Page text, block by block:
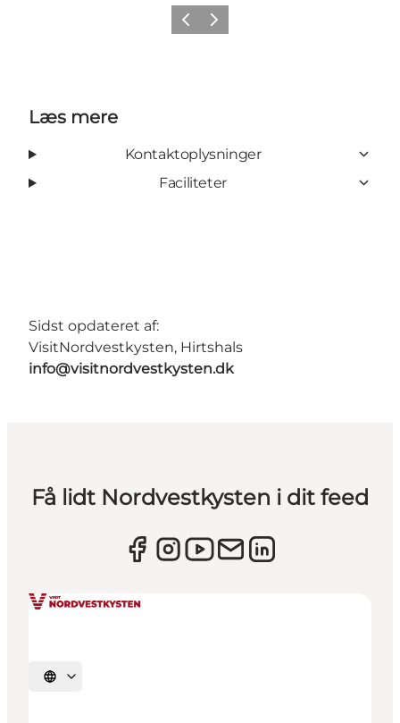
ForrigeNæste
Læs mere
Kontaktoplysninger
Faciliteter
Sidst opdateret af:
VisitNordvestkysten, Hirtshals
info@visitnordvestkysten.dk
Få lidt Nordvestkysten i dit feed
Vælg sprog